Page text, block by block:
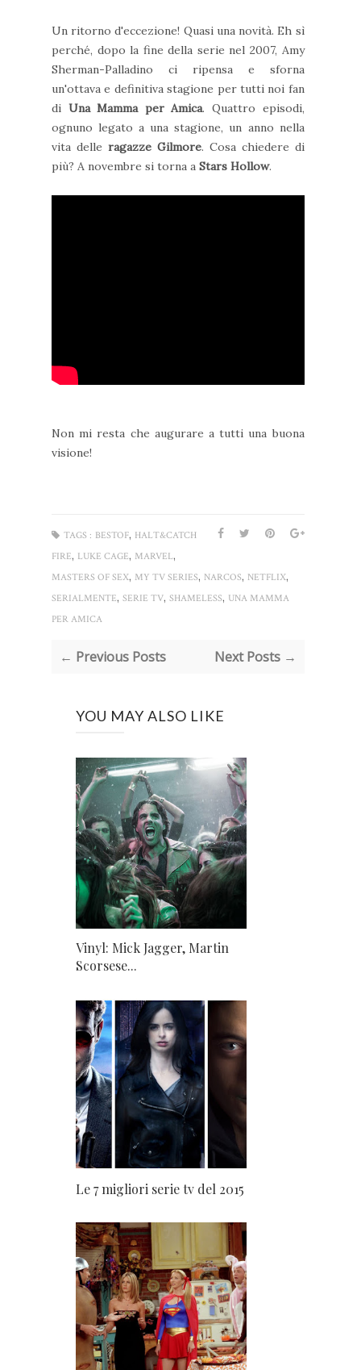
Un ritorno d'eccezione! Quasi una novità. Eh sì
perché, dopo la fine della serie nel 2007, Amy
Sherman-Palladino ci ripensa e sforna
un'ottava e definitiva stagione per tutti noi fan
di Una Mamma per Amica. Quattro episodi,
ognuno legato a una stagione, un anno nella
vita delle ragazze Gilmore. Cosa chiedere di
più? A novembre si torna a Stars Hollow.
Non mi resta che augurare a tutti una buona
visione!
TAGS : BESTOF, HALT&CATCH
FIRE, LUKE CAGE, MARVEL,
MASTERS OF SEX, MY TV SERIES, NARCOS, NETFLIX,
SERIALMENTE, SERIE TV, SHAMELESS, UNA MAMMA
PER AMICA
← Previous Posts Next Posts →
YOU MAY ALSO LIKE
Vinyl: Mick Jagger, Martin
Scorsese...
Le 7 migliori serie tv del 2015